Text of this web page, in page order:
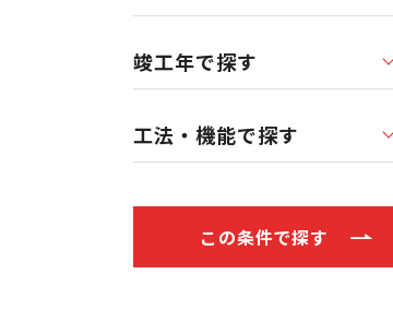
竣工年で探す
工法・機能で探す
この条件で探す